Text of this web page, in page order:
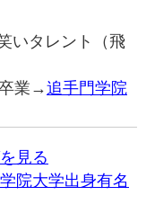
いタレント（飛
業→追手門学院
見る
院大学出身有名